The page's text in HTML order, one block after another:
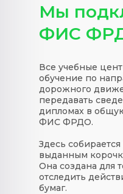
Все учебные
обучение по
дорожного
передавать
дипломах в
ФИС ФРДО.
Здесь
выданным
Она создана для
отследить
бумаг.
Мы
ФИС